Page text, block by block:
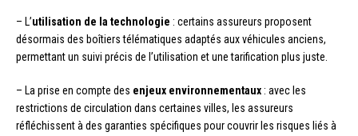
– L’utilisation de la technologie : certains assureurs proposent
désormais des boîtiers télématiques adaptés aux véhicules anciens,
permettant un suivi précis de l’utilisation et une tarification plus juste.
– La prise en compte des enjeux environnementaux : avec les
restrictions de circulation dans certaines villes, les assureurs
réfléchissent à des garanties spécifiques pour couvrir les risques liés à